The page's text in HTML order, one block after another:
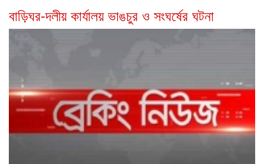
বাড়িঘর-দলীয় কার্যালয় ভাঙচুর ও সংঘর্ষের ঘটনা